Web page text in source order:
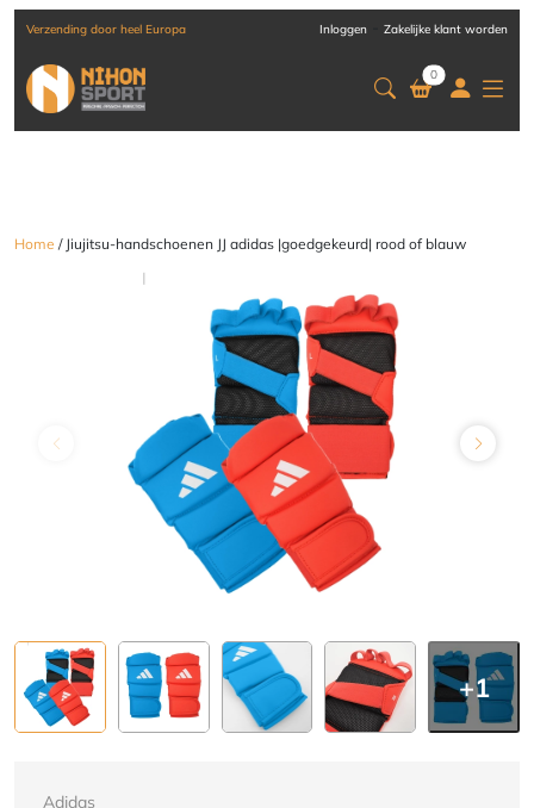
Verzending door heel Europa Inloggen Zakelijke klant worden
0
Home / Jiujitsu-handschoenen JJ adidas |goedgekeurd| rood of blauw
+1
Adidas